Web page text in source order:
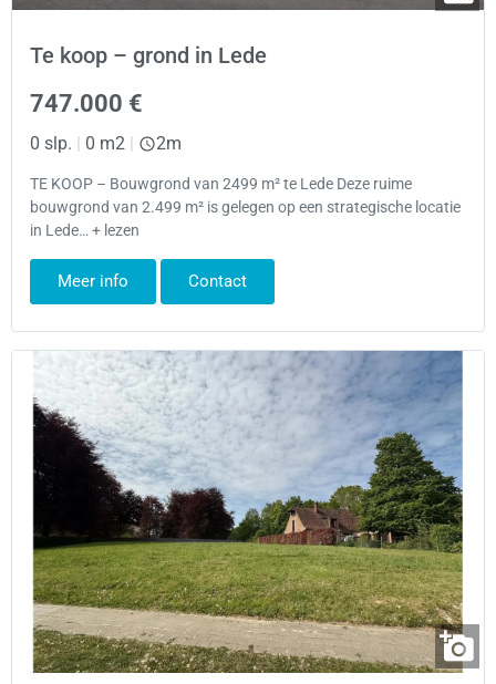
Te koop – grond in Lede
747.000 €
0 slp. | 0 m2 | 2m
TE KOOP – Bouwgrond van 2499 m² te Lede Deze ruime
bouwgrond van 2.499 m² is gelegen op een strategische locatie
in Lede… + lezen
Meer info Contact